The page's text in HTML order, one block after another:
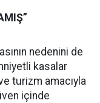
nedenini de
kasalar
turizm amacıyla
içinde